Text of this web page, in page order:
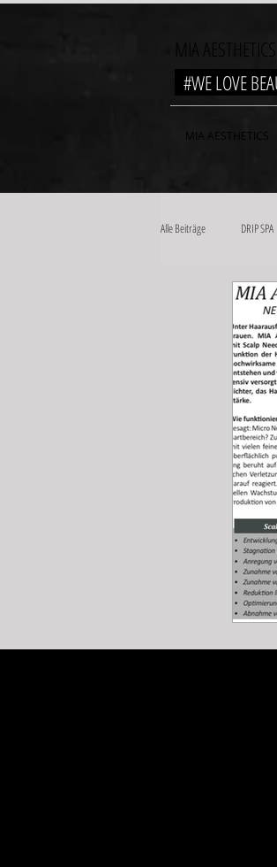
MIA
#WE LOVE
MIA AESTHETICS
Alle Beiträge DRIP SPA